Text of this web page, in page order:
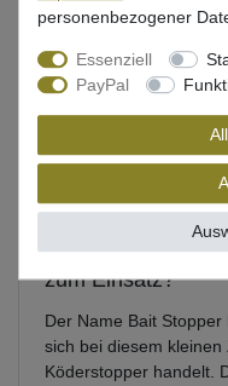
Wann kommen
zum Einsatz?
Der Name Bait
sich bei diesem
Köderstopper handelt.
personenbezogener
Essenziell
PayPal